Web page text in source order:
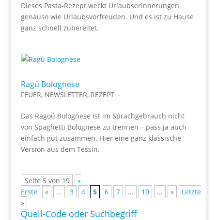
Dieses Pasta-Rezept weckt Urlaubserinnerungen
genauso wie Urlaubsvorfreuden. Und es ist zu Hause
ganz schnell zubereitet.
Ragú Bolognese
FEUER, NEWSLETTER, REZEPT
Das Ragoú Bolognese ist im Sprachgebrauch nicht
von Spaghetti Bolognese zu trennen – pass ja auch
einfach gut zusammen. Hier eine ganz klassische
Version aus dem Tessin.
Seite 5 von 19
«
Erste
« ... 3 4 5 6 7 ... 10 ... »
Letzte
»
Quell-Code oder Suchbegriff